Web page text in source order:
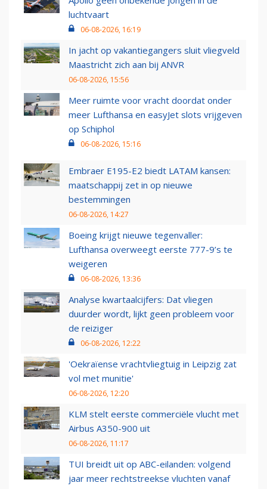
luchtvaart
06-08-2026, 16:19
In jacht op vakantiegangers sluit vliegveld
Maastricht zich aan bij ANVR
06-08-2026, 15:56
Meer ruimte voor vracht doordat onder
meer Lufthansa en easyJet slots vrijgeven
op Schiphol
06-08-2026, 15:16
Embraer E195-E2 biedt LATAM kansen:
maatschappij zet in op nieuwe
bestemmingen
06-08-2026, 14:27
Boeing krijgt nieuwe tegenvaller:
Lufthansa overweegt eerste 777-9’s te
weigeren
06-08-2026, 13:36
Analyse kwartaalcijfers: Dat vliegen
duurder wordt, lijkt geen probleem voor
de reiziger
06-08-2026, 12:22
'Oekraïense vrachtvliegtuig in Leipzig zat
vol met munitie'
06-08-2026, 12:20
KLM stelt eerste commerciële vlucht met
Airbus A350-900 uit
06-08-2026, 11:17
TUI breidt uit op ABC-eilanden: volgend
jaar meer rechtstreekse vluchten vanaf